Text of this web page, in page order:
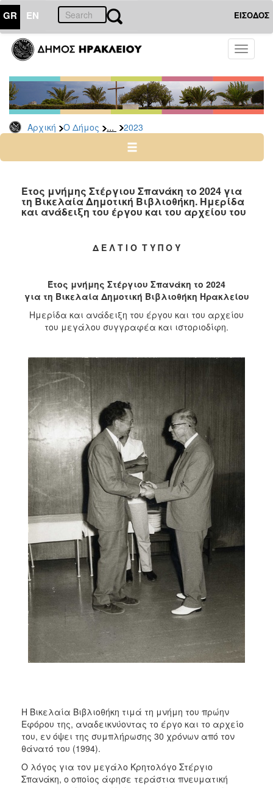
GR EN ΕΙΣΟΔΟΣ
Toggle
Αρχική Ο Δήμος ... 2023
ΔΗΜΟΣ
Δελτία
Τύπου
Αρχείο
2026
2024
2022
2021
2017
2016
2015
2012
2011
2010
2006
ΤΟΠΟΣ
ΠΟΛΙΤΙΣΜΟΣ
ΑΝΘΕΚΤΙΚΗ
Έτος μνήμης Στέργιου Σπανάκη το 2024 για
τη Βικελαία Δημοτική Βιβλιοθήκη. Ημερίδα
και ανάδειξη του έργου και του αρχείου του
Δ Ε Λ Τ Ι Ο Τ Υ Π Ο Υ
Έτος μνήμης Στέργιου Σπανάκη το 2024
για τη Βικελαία Δημοτική Βιβλιοθήκη Ηρακλείου
Ημερίδα και ανάδειξη του έργου και του αρχείου
του μεγάλου συγγραφέα και ιστοριοδίφη.
Η Βικελαία Βιβλιοθήκη τιμά τη μνήμη του πρώην
Εφόρου της, αναδεικνύοντας το έργο και το αρχείο
του, εν όψει της συμπλήρωσης 30 χρόνων από τον
θάνατό του (1994).
Ο λόγος για τον μεγάλο Κρητολόγο Στέργιο
Σπανάκη, ο οποίος άφησε τεράστια πνευματική